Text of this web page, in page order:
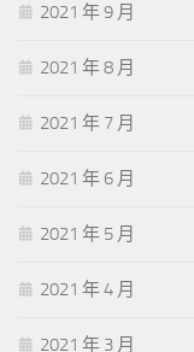
2021 年 9 月
2021 年 8 月
2021 年 7 月
2021 年 6 月
2021 年 5 月
2021 年 4 月
2021 年 3 月